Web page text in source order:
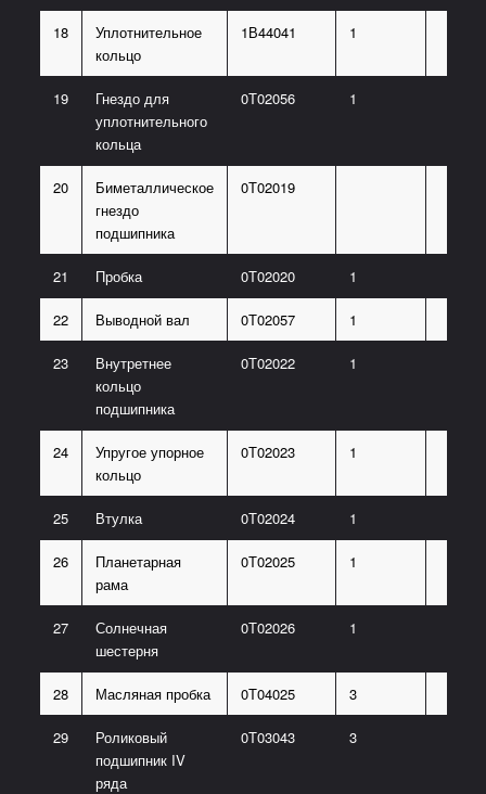
18
Уплотнительное
кольцо
1В44041 1
19
Гнездо для
уплотнительного
кольца
0Т02056 1
20
Биметаллическое
гнездо
подшипника
0Т02019
21 Пробка 0Т02020 1
22 Выводной вал 0Т02057 1
23
Внутретнее
кольцо
подшипника
0Т02022 1
24
Упругое упорное
кольцо
0Т02023 1
25 Втулка 0Т02024 1
26
Планетарная
рама
0Т02025 1
27
Солнечная
шестерня
0Т02026 1
28 Масляная пробка 0Т04025 3
29
Роликовый
подшипник IV
ряда
0Т03043 3